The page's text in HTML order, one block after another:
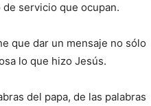
servicio que ocupan.
que dar un mensaje no sólo
lo que hizo Jesús.
del papa, de las palabras